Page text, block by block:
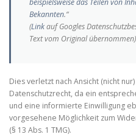
beispielsweise das Teilen von
Bekannten.“
(Linkauf Googles
Text vom Original übernommen)
Dies verletzt nach Ansicht (nicht
Datenschutzrecht, da ein
und eine informierte Einwilligung
vorgesehene Möglichkeit zum
(§ 13 Abs. 1 TMG).